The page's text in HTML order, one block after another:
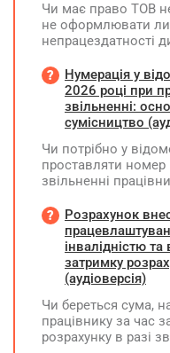
Чи має право ТОВ
не оформлювати
непрацездатності
збереження
призупинення
підприємства?
Нумерація у
2026 році при
звільненні:
сумісництво
Чи потрібно у
проставляти номер
звільненні
місцем роботи та
чи рахується це як
Розрахунок
інвалідністю
затримку
(аудіоверсія)
Чи береться сума,
працівнику за час
розрахунку в разі